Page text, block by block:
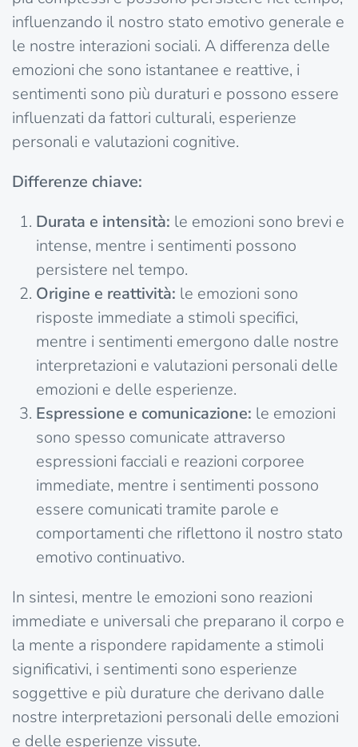
influenzando il nostro stato emotivo generale e
le nostre interazioni sociali. A differenza delle
emozioni che sono istantanee e reattive, i
sentimenti sono più duraturi e possono essere
influenzati da fattori culturali, esperienze
personali e valutazioni cognitive.
Differenze chiave:
Durata e intensità: le emozioni sono brevi e
intense, mentre i sentimenti possono
persistere nel tempo.
Origine e reattività: le emozioni sono
risposte immediate a stimoli specifici,
mentre i sentimenti emergono dalle nostre
interpretazioni e valutazioni personali delle
emozioni e delle esperienze.
Espressione e comunicazione: le emozioni
sono spesso comunicate attraverso
espressioni facciali e reazioni corporee
immediate, mentre i sentimenti possono
essere comunicati tramite parole e
comportamenti che riflettono il nostro stato
emotivo continuativo.
In sintesi, mentre le emozioni sono reazioni
immediate e universali che preparano il corpo e
la mente a rispondere rapidamente a stimoli
significativi, i sentimenti sono esperienze
soggettive e più durature che derivano dalle
nostre interpretazioni personali delle emozioni
e delle esperienze vissute.